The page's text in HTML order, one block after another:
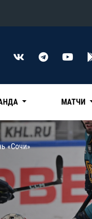
Конференция «Восток»
Нефтехимик
Трактор
Дивизион Чернышева
Авангард
Адмирал
КХЛ
МАТЧИ
«Сочи»